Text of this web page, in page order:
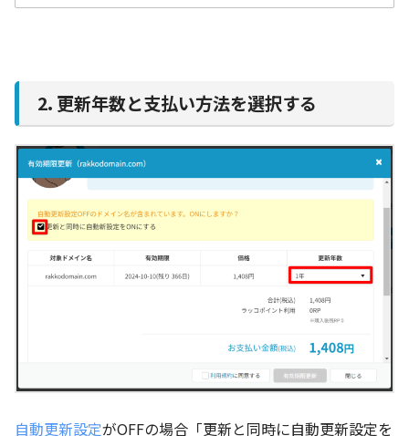
2. 更新年数と支払い方法を選択する
自動更新設定がOFFの場合「更新と同時に自動更新設定を